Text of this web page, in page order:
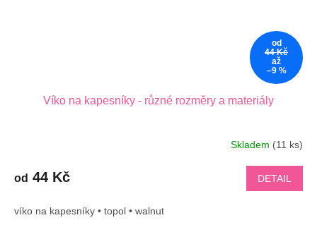
od
44 Kč
až
–9 %
Víko na kapesníky - různé rozměry a materiály
Skladem (11 ks)
od 44 Kč DETAIL
víko na kapesníky • topol • walnut